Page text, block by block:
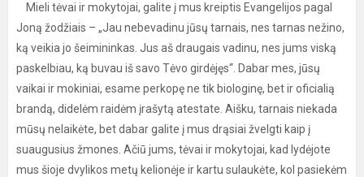
Mieli tėvai ir mokytojai, galite į mus kreiptis Evangelijos pagal
Joną žodžiais – „Jau nebevadinu jūsų tarnais, nes tarnas nežino,
ką veikia jo šeimininkas. Jus aš draugais vadinu, nes jums viską
paskelbiau, ką buvau iš savo Tėvo girdėjęs“. Dabar mes, jūsų
vaikai ir mokiniai, esame perkopę ne tik biologinę, bet ir oficialią
brandą, didelėm raidėm įrašytą atestate. Aišku, tarnais niekada
mūsų nelaikėte, bet dabar galite į mus drąsiai žvelgti kaip į
suaugusius žmones. Ačiū jums, tėvai ir mokytojai, kad lydėjote
mus šioje dvylikos metų kelionėje ir kartu sulaukėte, kol pasiekėm